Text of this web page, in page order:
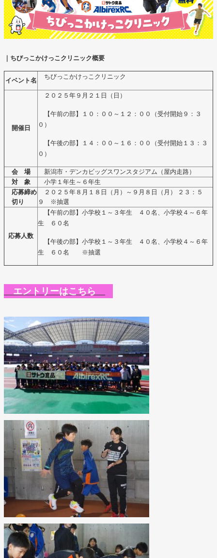
｜ちびっこかけっこクリニック概要
イベント名
ちびっこかけっこクリニック
開催日
２０２５年９月２１日（日）
【午前の部】１０：００～１２：００（受付開始９：３
０）
【午後の部】１４：００～１６：００（受付開始１３：３
０）
会 場
新潟市・デンカビッグスワンスタジアム（屋内走路）
対 象
小学１年生～６年生
応募締め
切り
２０２５年８月１８日（月）～９月８日（月） ２３：５
９ ※抽選
応募人数
【午前の部】小学校１～３年生 ４０名、小学校４～６年
生 ６０名
【午後の部】小学校１～３年生 ４０名、小学校４～６年
生 ６０名 ※抽選
エントリーはこちら